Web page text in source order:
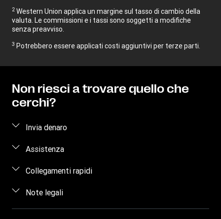
2 Western Union applica un margine sul tasso di cambio della
valuta. Le commissioni e i tassi sono soggetti a modifiche
senza preavviso.
3 Potrebbero essere applicati costi aggiuntivi per terze parti.
Non riesci a trovare quello che
cerchi?
Invia denaro
Come inviare denaro
Trova agenzie
Scarica app
Assistenza
Domande frequenti
Collegamenti rapidi
Accedi/Registrati
Diventa un agente
Note legali